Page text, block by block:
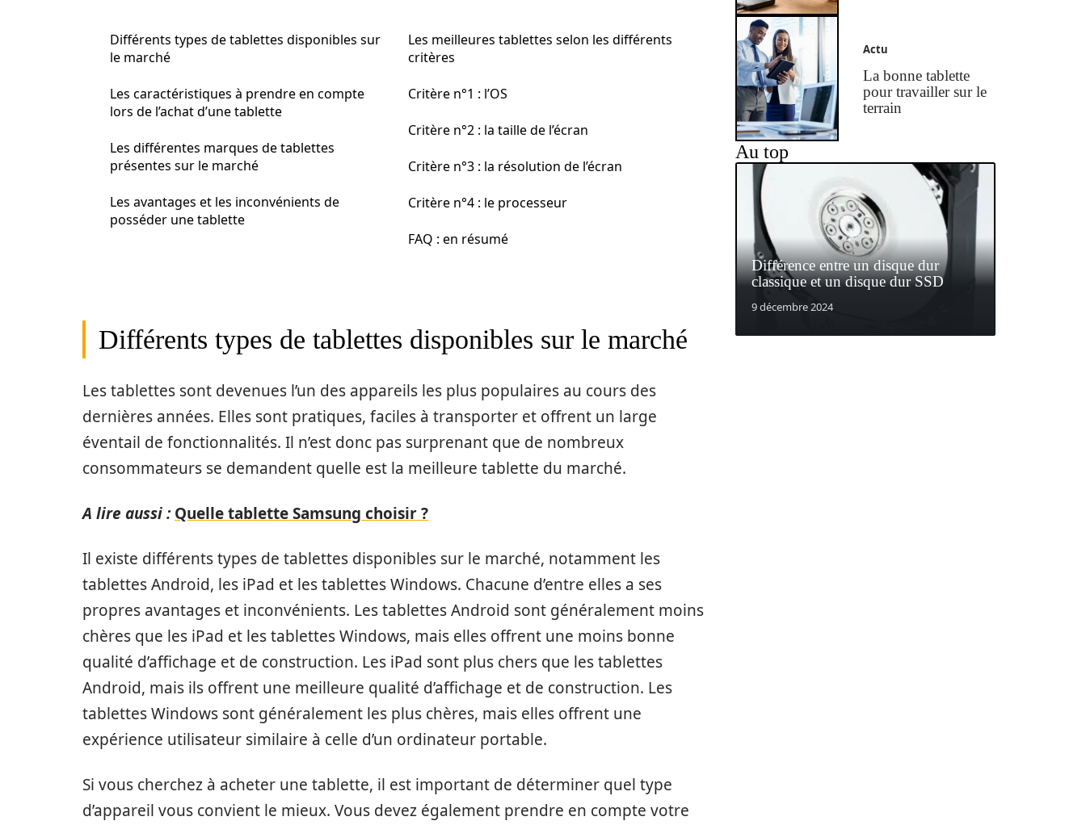
Différents types de tablettes disponibles sur
le marché
Les caractéristiques à prendre en compte
lors de l’achat d’une tablette
Les différentes marques de tablettes
présentes sur le marché
Les avantages et les inconvénients de
posséder une tablette
Les meilleures tablettes selon les différents
critères
Critère n°1 : l’OS
Critère n°2 : la taille de l’écran
Critère n°3 : la résolution de l’écran
Critère n°4 : le processeur
FAQ : en résumé
Différents types de tablettes disponibles sur le marché
Les tablettes sont devenues l’un des appareils les plus populaires au cours des
dernières années. Elles sont pratiques, faciles à transporter et offrent un large
éventail de fonctionnalités. Il n’est donc pas surprenant que de nombreux
consommateurs se demandent quelle est la meilleure tablette du marché.
A lire aussi : Quelle tablette Samsung choisir ?
Il existe différents types de tablettes disponibles sur le marché, notamment les
tablettes Android, les iPad et les tablettes Windows. Chacune d’entre elles a ses
propres avantages et inconvénients. Les tablettes Android sont généralement moins
chères que les iPad et les tablettes Windows, mais elles offrent une moins bonne
qualité d’affichage et de construction. Les iPad sont plus chers que les tablettes
Android, mais ils offrent une meilleure qualité d’affichage et de construction. Les
tablettes Windows sont généralement les plus chères, mais elles offrent une
expérience utilisateur similaire à celle d’un ordinateur portable.
Si vous cherchez à acheter une tablette, il est important de déterminer quel type
d’appareil vous convient le mieux. Vous devez également prendre en compte votre
Actu
La bonne tablette
pour travailler sur le
terrain
Au top
Différence entre un disque dur
classique et un disque dur SSD
9 décembre 2024